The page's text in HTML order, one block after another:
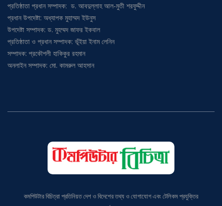
প্রতিষ্ঠাতা প্রধান সম্পাদক: ড. আবদুল্লাহ আল-মুতী শরফুদ্দীন
প্রধান উপদেষ্টা: অধ্যাপক মুহাম্মদ ইউনুস
উপদেষ্টা সম্পাদক: ড. মুহম্মদ জাফর ইকবাল
প্রতিষ্ঠাতা ও প্রধান সম্পাদক: ভূঁইয়া ইনাম লেনিন
সম্পাদক: প্রকৌশলী হাকিকুর রহমান
অনলাইন সম্পাদক: মো. কামরুল আহসান
কমপিউটার বিচিত্রা প্রতিনিয়ত দেশ ও বিদেশের তথ্য ও যোগাযোগ এবং টেলিকম প্রযুক্তির